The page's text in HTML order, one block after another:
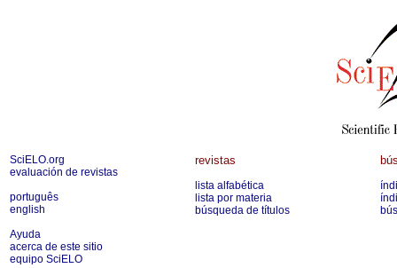
SciELO.org
evaluación de revistas
português
english
Ayuda
acerca de este sitio
equipo SciELO
revistas
lista alfabética
lista por materia
búsqueda de títulos